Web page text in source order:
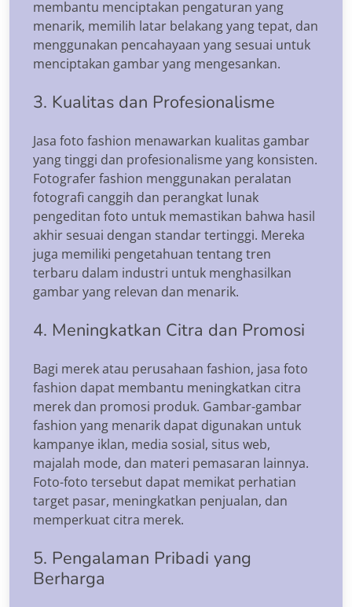
membantu menciptakan pengaturan yang
menarik, memilih latar belakang yang tepat, dan
menggunakan pencahayaan yang sesuai untuk
menciptakan gambar yang mengesankan.
3. Kualitas dan Profesionalisme
Jasa foto fashion menawarkan kualitas gambar
yang tinggi dan profesionalisme yang konsisten.
Fotografer fashion menggunakan peralatan
fotografi canggih dan perangkat lunak
pengeditan foto untuk memastikan bahwa hasil
akhir sesuai dengan standar tertinggi. Mereka
juga memiliki pengetahuan tentang tren
terbaru dalam industri untuk menghasilkan
gambar yang relevan dan menarik.
4. Meningkatkan Citra dan Promosi
Bagi merek atau perusahaan fashion, jasa foto
fashion dapat membantu meningkatkan citra
merek dan promosi produk. Gambar-gambar
fashion yang menarik dapat digunakan untuk
kampanye iklan, media sosial, situs web,
majalah mode, dan materi pemasaran lainnya.
Foto-foto tersebut dapat memikat perhatian
target pasar, meningkatkan penjualan, dan
memperkuat citra merek.
5. Pengalaman Pribadi yang
Berharga